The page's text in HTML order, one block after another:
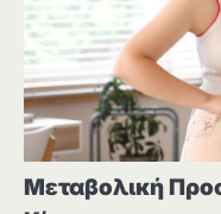
Μεταβολική